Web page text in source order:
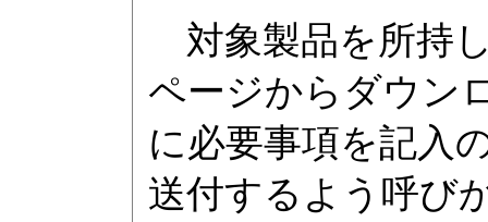
対象製品を所持
ページからダウン
に必要事項を記入
送付するよう呼び